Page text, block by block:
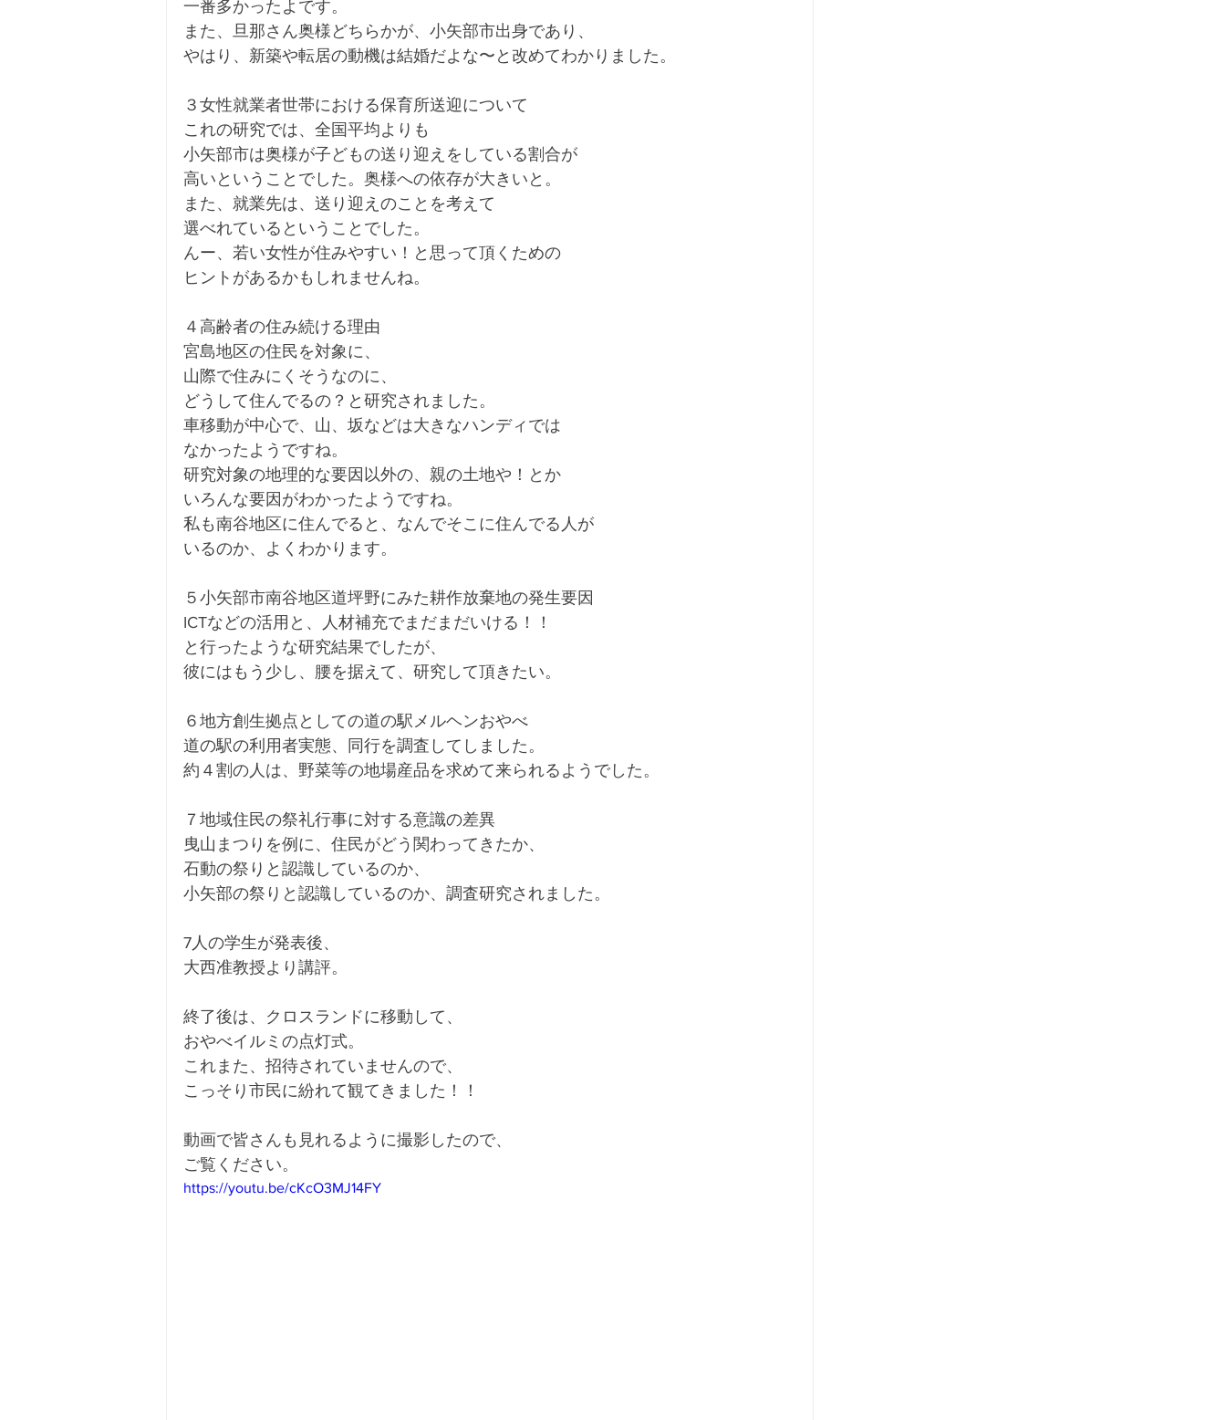
一番多かったよです。
また、旦那さん奥様どちらかが、小矢部市出身であり、
やはり、新築や転居の動機は結婚だよな〜と改めてわかりました。
３女性就業者世帯における保育所送迎について
これの研究では、全国平均よりも
小矢部市は奥様が子どもの送り迎えをしている割合が
高いということでした。奥様への依存が大きいと。
また、就業先は、送り迎えのことを考えて
選べれているということでした。
んー、若い女性が住みやすい！と思って頂くための
ヒントがあるかもしれませんね。
４高齢者の住み続ける理由
宮島地区の住民を対象に、
山際で住みにくそうなのに、
どうして住んでるの？と研究されました。
車移動が中心で、山、坂などは大きなハンディでは
なかったようですね。
研究対象の地理的な要因以外の、親の土地や！とか
いろんな要因がわかったようですね。
私も南谷地区に住んでると、なんでそこに住んでる人が
いるのか、よくわかります。
５小矢部市南谷地区道坪野にみた耕作放棄地の発生要因
ICTなどの活用と、人材補充でまだまだいける！！
と行ったような研究結果でしたが、
彼にはもう少し、腰を据えて、研究して頂きたい。
６地方創生拠点としての道の駅メルヘンおやべ
道の駅の利用者実態、同行を調査してしました。
約４割の人は、野菜等の地場産品を求めて来られるようでした。
７地域住民の祭礼行事に対する意識の差異
曳山まつりを例に、住民がどう関わってきたか、
石動の祭りと認識しているのか、
小矢部の祭りと認識しているのか、調査研究されました。
7人の学生が発表後、
大西准教授より講評。
終了後は、クロスランドに移動して、
おやべイルミの点灯式。
これまた、招待されていませんので、
こっそり市民に紛れて観てきました！！
動画で皆さんも見れるように撮影したので、
ご覧ください。
https://youtu.be/cKcO3MJ14FY